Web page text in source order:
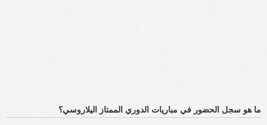
ما هو سجل الحضور في مباريات الدوري الممتاز اليلاروسي؟